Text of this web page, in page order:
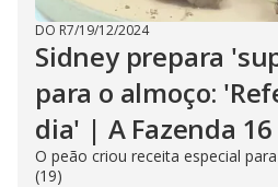
DO R7/19/12/2024
Sidney prepara
para o almoço:
dia' | A Fazenda 16
O peão criou receita especial
(19)